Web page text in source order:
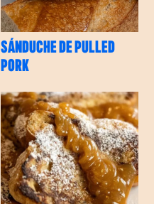
SÁNDUCHE DE PULLED
PORK